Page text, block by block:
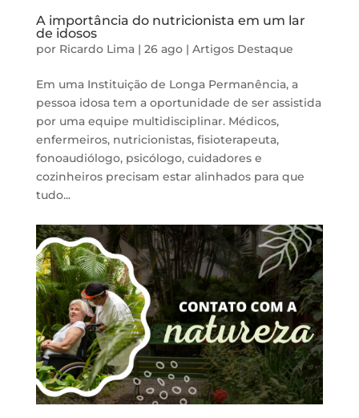
A importância do nutricionista em um lar
de idosos
por Ricardo Lima| 26 ago| Artigos Destaque
Em uma Instituição de Longa Permanência, a
pessoa idosa tem a oportunidade de ser assistida
por uma equipe multidisciplinar. Médicos,
enfermeiros, nutricionistas, fisioterapeuta,
fonoaudiólogo, psicólogo, cuidadores e
cozinheiros precisam estar alinhados para que
tudo...